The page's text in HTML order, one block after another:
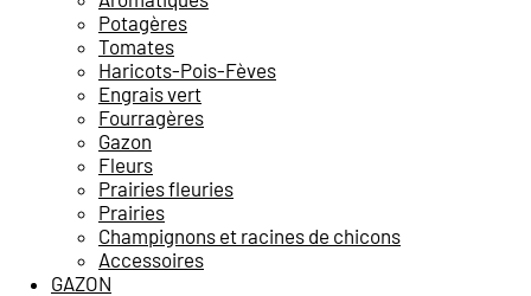
Potagères
Tomates
Haricots-Pois-Fèves
Engrais vert
Fourragères
Gazon
Fleurs
Prairies fleuries
Prairies
Champignons et racines de chicons
Accessoires
GAZON